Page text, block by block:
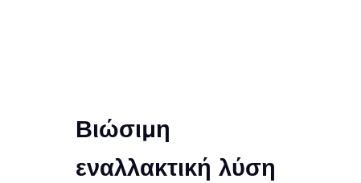
Βιώσιμη
εναλλακτική λύση